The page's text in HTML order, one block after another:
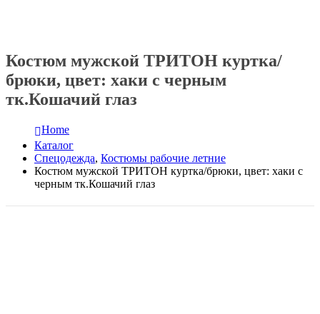
Костюм мужской ТРИТОН куртка/
брюки, цвет: хаки с черным
тк.Кошачий глаз
Home
Каталог
Спецодежда, Костюмы рабочие летние
Костюм мужской ТРИТОН куртка/брюки, цвет: хаки с
черным тк.Кошачий глаз